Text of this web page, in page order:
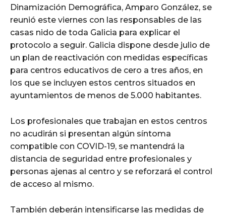
Dinamización Demográfica, Amparo González, se
reunió este viernes con las responsables de las
casas nido de toda Galicia para explicar el
protocolo a seguir. Galicia dispone desde julio de
un plan de reactivación con medidas específicas
para centros educativos de cero a tres años, en
los que se incluyen estos centros situados en
ayuntamientos de menos de 5.000 habitantes.
Los profesionales que trabajan en estos centros
no acudirán si presentan algún síntoma
compatible con COVID-19, se mantendrá la
distancia de seguridad entre profesionales y
personas ajenas al centro y se reforzará el control
de acceso al mismo.
También deberán intensificarse las medidas de